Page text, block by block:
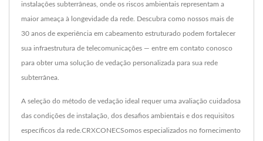
instalações subterrâneas, onde os riscos ambientais representam a
maior ameaça à longevidade da rede. Descubra como nossos mais de
30 anos de experiência em cabeamento estruturado podem fortalecer
sua infraestrutura de telecomunicações — entre em contato conosco
para obter uma solução de vedação personalizada para sua rede
subterrânea.
A seleção do método de vedação ideal requer uma avaliação cuidadosa
das condições de instalação, dos desafios ambientais e dos requisitos
específicos da rede.CRXCONECSomos especializados no fornecimento